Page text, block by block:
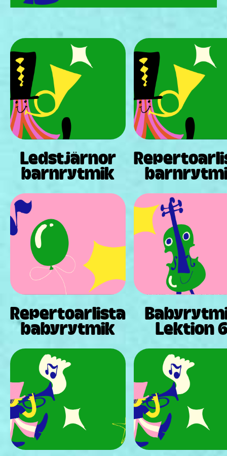
Ledstjärnor
barnrytmik
Repertoarlista
babyrytmik Lektion 6